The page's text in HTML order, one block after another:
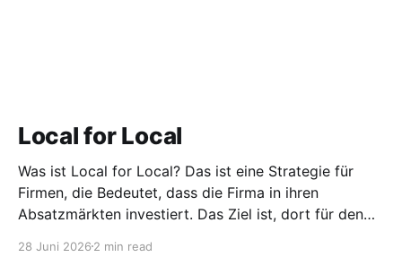
Local for Local
Was ist Local for Local? Das ist eine Strategie für
Firmen, die Bedeutet, dass die Firma in ihren
Absatzmärkten investiert. Das Ziel ist, dort für den
entwickeln. Diese Strategie ist von Toyota bekannt,
28 Juni 2026 2 min read